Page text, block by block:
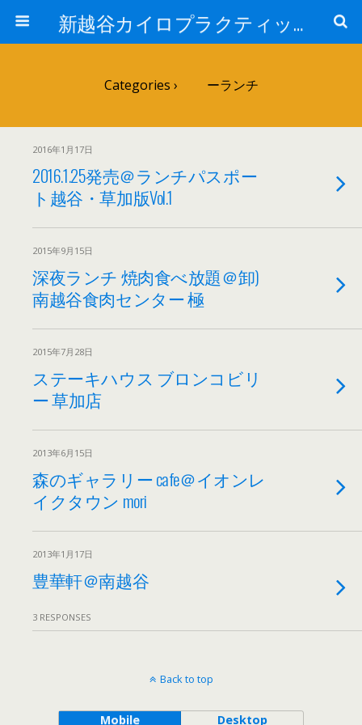
新越谷カイロプラクティック院 院長ブログPart 2
Categories › ーランチ
2016年1月17日
2016.1.25発売＠ランチパスポー
ト越谷・草加版Vol.1
2015年9月15日
深夜ランチ 焼肉食べ放題＠卸)
南越谷食肉センター 極
2015年7月28日
ステーキハウス ブロンコビリ
ー 草加店
2013年6月15日
森のギャラリー cafe＠イオンレ
イクタウン mori
2013年1月17日
豊華軒＠南越谷
3 RESPONSES
Back to top
Mobile Desktop